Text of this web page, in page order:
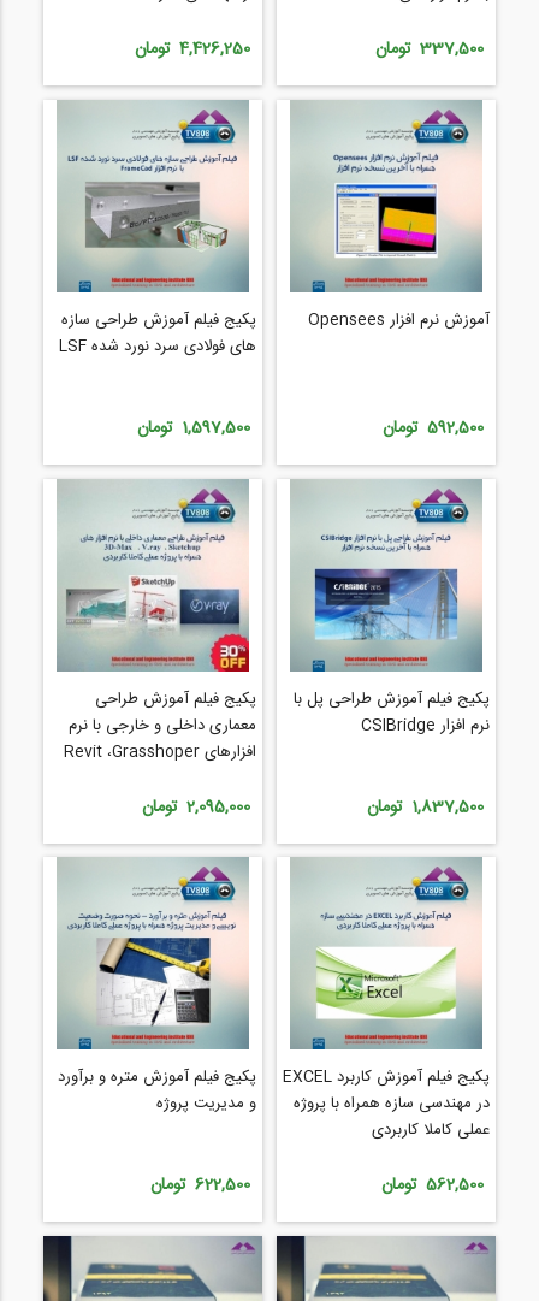
337,500 تومان 4,426,250 تومان
آموزش نرم افزار Opensees
592,500 تومان
پکیج فیلم آموزش طراحی سازه
های فولادی سرد نورد شده LSF
1,597,500 تومان
پکیج فیلم آموزش طراحی پل با
نرم افزار CSIBridge
1,837,500 تومان
پکیج فیلم آموزش طراحی
معماری داخلی و خارجی با نرم
افزارهای Revit ،Grasshoper
2,095,000 تومان
پکیج فیلم آموزش کاربرد EXCEL
در مهندسی سازه همراه با پروژه
عملی کاملا کاربردی
562,500 تومان
پکیج فیلم آموزش متره و برآورد
و مدیریت پروژه
622,500 تومان